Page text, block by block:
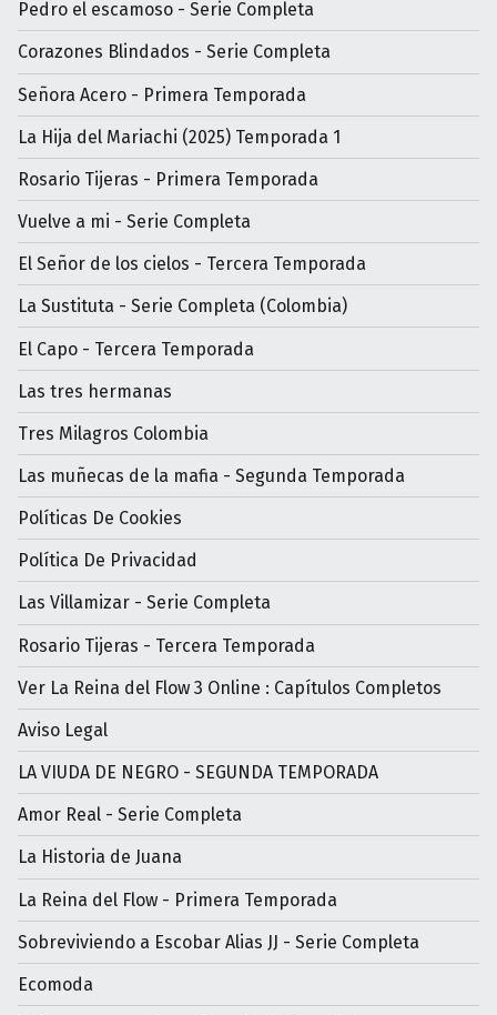
Pedro el escamoso - Serie Completa
Corazones Blindados - Serie Completa
Señora Acero - Primera Temporada
La Hija del Mariachi (2025) Temporada 1
Rosario Tijeras - Primera Temporada
Vuelve a mi - Serie Completa
El Señor de los cielos - Tercera Temporada
La Sustituta - Serie Completa (Colombia)
El Capo - Tercera Temporada
Las tres hermanas
Tres Milagros Colombia
Las muñecas de la mafia - Segunda Temporada
Políticas De Cookies
Política De Privacidad
Las Villamizar - Serie Completa
Rosario Tijeras - Tercera Temporada
Ver La Reina del Flow 3 Online : Capítulos Completos
Aviso Legal
LA VIUDA DE NEGRO - SEGUNDA TEMPORADA
Amor Real - Serie Completa
La Historia de Juana
La Reina del Flow - Primera Temporada
Sobreviviendo a Escobar Alias JJ - Serie Completa
Ecomoda